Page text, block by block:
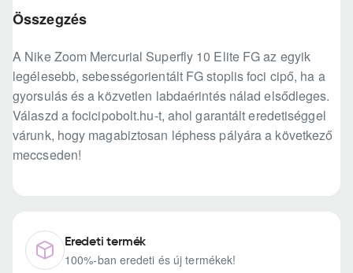
Összegzés
A Nike Zoom Mercurial Superfly 10 Elite FG az egyik
legélesebb, sebességorientált FG stoplis foci cipő, ha a
gyorsulás és a közvetlen labdaérintés nálad elsődleges.
Válaszd a focicipobolt.hu-t, ahol garantált eredetiséggel
várunk, hogy magabiztosan léphess pályára a következő
meccseden!
Eredeti termék
100%-ban eredeti és új termékek!